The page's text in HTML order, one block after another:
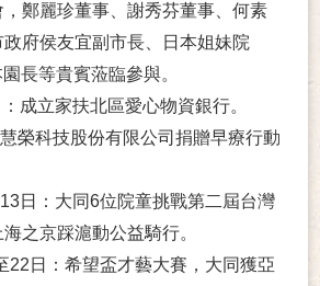
鄭麗珍董事、謝秀芬董事、何素
府侯友宜副市長、日本姐妹院
長等貴賓蒞臨參與。
成立家扶北區愛心物資銀行。
榮科技股份有限公司捐贈早療行動
日：大同6位院童挑戰第二屆台灣
之京踩滬動公益騎行。
22日：希望盃才藝大賽，大同獲亞